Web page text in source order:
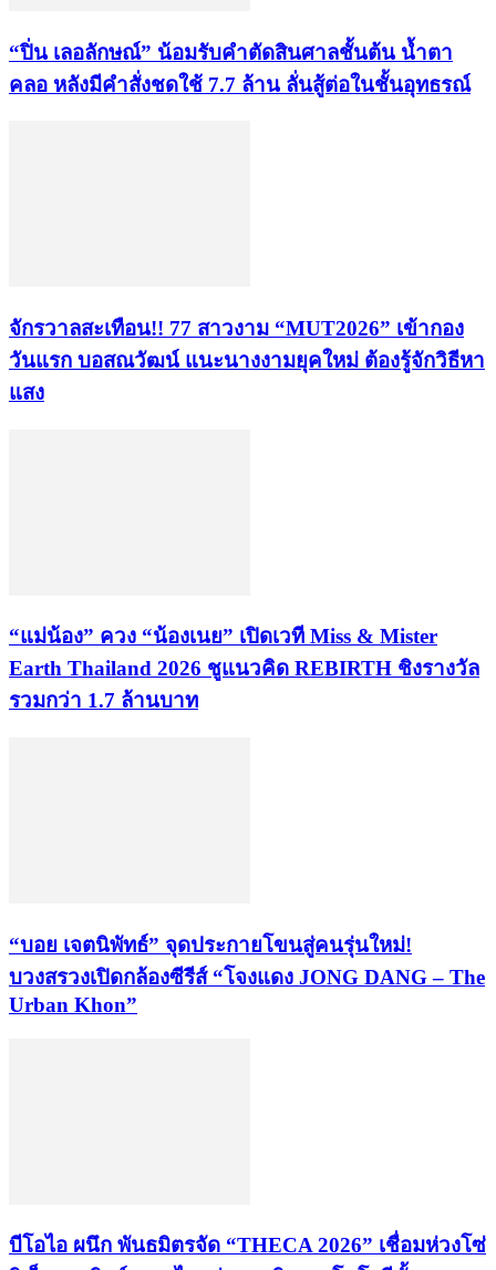
“ปิ่น เลอลักษณ์” น้อมรับคำตัดสินศาลชั้นต้น น้ำตา
คลอ หลังมีคำสั่งชดใช้ 7.7 ล้าน ลั่นสู้ต่อในชั้นอุทธรณ์
จักรวาลสะเทือน!! 77 สาวงาม “MUT2026” เข้ากอง
วันแรก บอสณวัฒน์ แนะนางงามยุคใหม่ ต้องรู้จักวิธีหา
แสง
“แม่น้อง” ควง “น้องเนย” เปิดเวที Miss & Mister
Earth Thailand 2026 ชูแนวคิด REBIRTH ชิงรางวัล
รวมกว่า 1.7 ล้านบาท
“บอย เจตนิพัทธ์” จุดประกายโขนสู่คนรุ่นใหม่!
บวงสรวงเปิดกล้องซีรีส์ “โจงแดง JONG DANG – The
Urban Khon”
บีโอไอ ผนึก พันธมิตรจัด “THECA 2026” เชื่อมห่วงโซ่